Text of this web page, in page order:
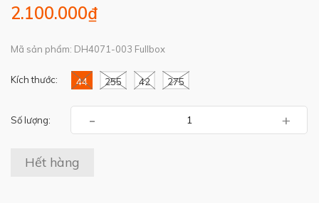
2.100.000₫
Mã sản phẩm: DH4071-003 Fullbox
Kích thước: 44 255 42 275
Số lượng: - +
Hết hàng